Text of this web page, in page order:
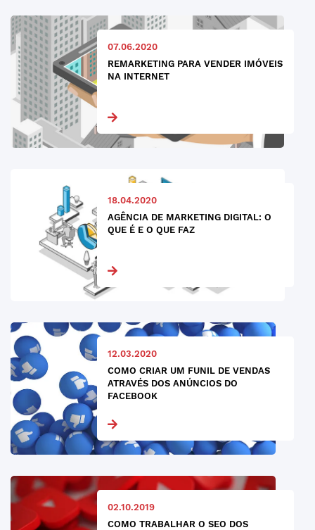
07.06.2020
REMARKETING PARA VENDER IMÓVEIS
NA INTERNET
18.04.2020
AGÊNCIA DE MARKETING DIGITAL: O
QUE É E O QUE FAZ
12.03.2020
COMO CRIAR UM FUNIL DE VENDAS
ATRAVÉS DOS ANÚNCIOS DO
FACEBOOK
02.10.2019
COMO TRABALHAR O SEO DOS